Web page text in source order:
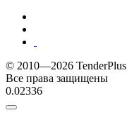
© 2010—2026 TenderPlus
Все права защищены
0.02336